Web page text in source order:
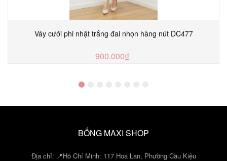
Váy cưới phi nhật trắng đai nhọn hàng nút DC477
900.000₫
BỐNG MAXI SHOP
Địa chỉ: 📍Hồ Chí Minh: 117 Hoa Lan, Phường Cầu Kiệu